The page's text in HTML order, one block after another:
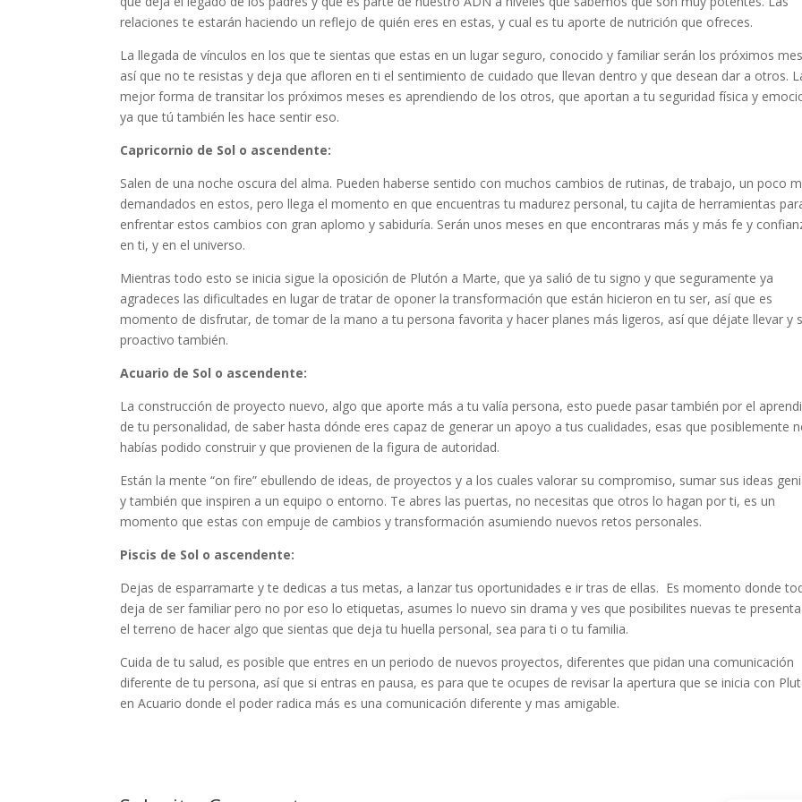
relaciones te estarán haciendo un reflejo de quién eres en estas, y cual es tu aporte de nutrición que ofreces.
La llegada de vínculos en los que te sientas que estas en un lugar seguro, conocido y familiar serán los próximos
así que no te resistas y deja que afloren en ti el sentimiento de cuidado que llevan dentro y que desean dar a otros.
mejor forma de transitar los próximos meses es aprendiendo de los otros, que aportan a tu seguridad física y
ya que tú también les hace sentir eso.
Capricornio de Sol o ascendente:
Salen de una noche oscura del alma. Pueden haberse sentido con muchos cambios de rutinas, de trabajo, un poco
demandados en estos, pero llega el momento en que encuentras tu madurez personal, tu cajita de herramientas
enfrentar estos cambios con gran aplomo y sabiduría. Serán unos meses en que encontraras más y más fe y
en ti, y en el universo.
Mientras todo esto se inicia sigue la oposición de Plutón a Marte, que ya salió de tu signo y que seguramente ya
agradeces las dificultades en lugar de tratar de oponer la transformación que están hicieron en tu ser, así que es
momento de disfrutar, de tomar de la mano a tu persona favorita y hacer planes más ligeros, así que déjate llevar y
proactivo también.
Acuario de Sol o ascendente:
La construcción de proyecto nuevo, algo que aporte más a tu valía persona, esto puede pasar también por el
de tu personalidad, de saber hasta dónde eres capaz de generar un apoyo a tus cualidades, esas que posiblemente
habías podido construir y que provienen de la figura de autoridad.
Están la mente “on fire” ebullendo de ideas, de proyectos y a los cuales valorar su compromiso, sumar sus ideas
y también que inspiren a un equipo o entorno. Te abres las puertas, no necesitas que otros lo hagan por ti, es un
momento que estas con empuje de cambios y transformación asumiendo nuevos retos personales.
Piscis de Sol o ascendente:
Dejas de esparramarte y te dedicas a tus metas, a lanzar tus oportunidades e ir tras de ellas. Es momento donde
deja de ser familiar pero no por eso lo etiquetas, asumes lo nuevo sin drama y ves que posibilites nuevas te
el terreno de hacer algo que sientas que deja tu huella personal, sea para ti o tu familia.
Cuida de tu salud, es posible que entres en un periodo de nuevos proyectos, diferentes que pidan una comunicación
diferente de tu persona, así que si entras en pausa, es para que te ocupes de revisar la apertura que se inicia con
en Acuario donde el poder radica más es una comunicación diferente y mas amigable.